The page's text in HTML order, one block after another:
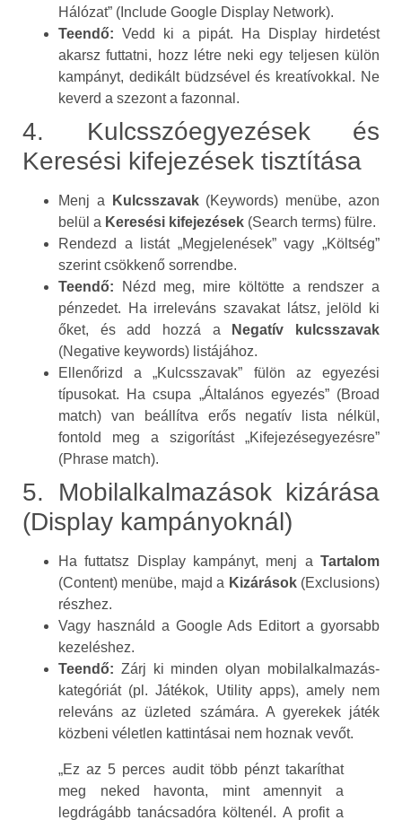
Hálózat” (Include Google Display Network).
Teendő: Vedd ki a pipát. Ha Display hirdetést
akarsz futtatni, hozz létre neki egy teljesen külön
kampányt, dedikált büdzsével és kreatívokkal. Ne
keverd a szezont a fazonnal.
4. Kulcsszóegyezések és
Keresési kifejezések tisztítása
Menj a Kulcsszavak(Keywords) menübe, azon
belül a Keresési kifejezések (Search terms) fülre.
Rendezd a listát „Megjelenések” vagy „Költség”
szerint csökkenő sorrendbe.
Teendő: Nézd meg, mire költötte a rendszer a
pénzedet. Ha irreleváns szavakat látsz, jelöld ki
őket, és add hozzá a
Negatív kulcsszavak
(Negative keywords) listájához.
Ellenőrizd a „Kulcsszavak” fülön az egyezési
típusokat. Ha csupa „Általános egyezés” (Broad
match) van beállítva erős negatív lista nélkül,
fontold meg a szigorítást „Kifejezésegyezésre”
(Phrase match).
5. Mobilalkalmazások kizárása
(Display kampányoknál)
Ha futtatsz Display kampányt, menj a Tartalom
(Content) menübe, majd a Kizárások(Exclusions)
részhez.
Vagy használd a Google Ads Editort a gyorsabb
kezeléshez.
Teendő: Zárj ki minden olyan mobilalkalmazás-
kategóriát (pl. Játékok, Utility apps), amely nem
releváns az üzleted számára. A gyerekek játék
közbeni véletlen kattintásai nem hoznak vevőt.
„Ez az 5 perces audit több pénzt takaríthat
meg neked havonta, mint amennyit a
legdrágább tanácsadóra költenél. A profit a